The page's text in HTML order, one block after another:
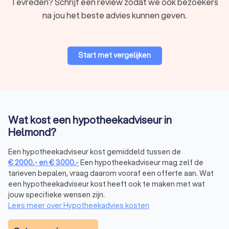
Er zijn verschillende soorten hypotheekadviseurs in Helmond,
elk met hun eigen specialisatie. Hier zijn enkele
hypotheekadvies en vergelijkt hypotheken van
verschillende aanbieders.
Een onafhankelijke hypotheekadviseur biedt een belangrijk
voordeel: hij vergelijkt meerdere aanbieders om de beste
op begeleiding en financiële planning. Wil je de beste
hypotheek kiezen? Dan helpt een onafhankelijke adviseur je
bij het vinden van de juiste optie, zonder beperkt te zijn tot
één bank of aanbieder.
na jou het beste advies kunnen geven.
Start met vergelijken
Wat kost een hypotheekadviseur in
Helmond?
Een hypotheekadviseur kost gemiddeld tussen de
€2000,- en€3000,-Een hypotheekadviseur mag zelf de
tarieven bepalen, vraag daarom vooraf een offerte aan. Wat
een hypotheekadviseur kost heeft ook te maken met wat
jouw specifieke wensen zijn.
Lees meer over Hypotheekadvies kosten